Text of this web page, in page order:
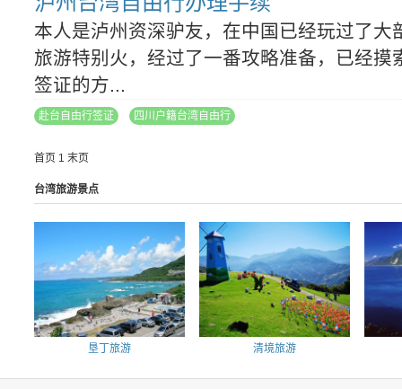
本人是泸州资深驴友，在中国已经玩过了大
旅游特别火，经过了一番攻略准备，已经摸
签证的方...
赴台自由行签证 四川户籍台湾自由行
首页 1 末页
台湾旅游景点
垦丁旅游 清境旅游